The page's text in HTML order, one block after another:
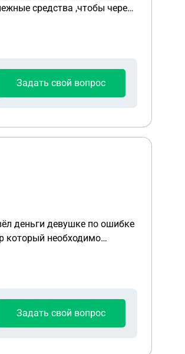
Задать свой вопрос
Задать свой вопрос